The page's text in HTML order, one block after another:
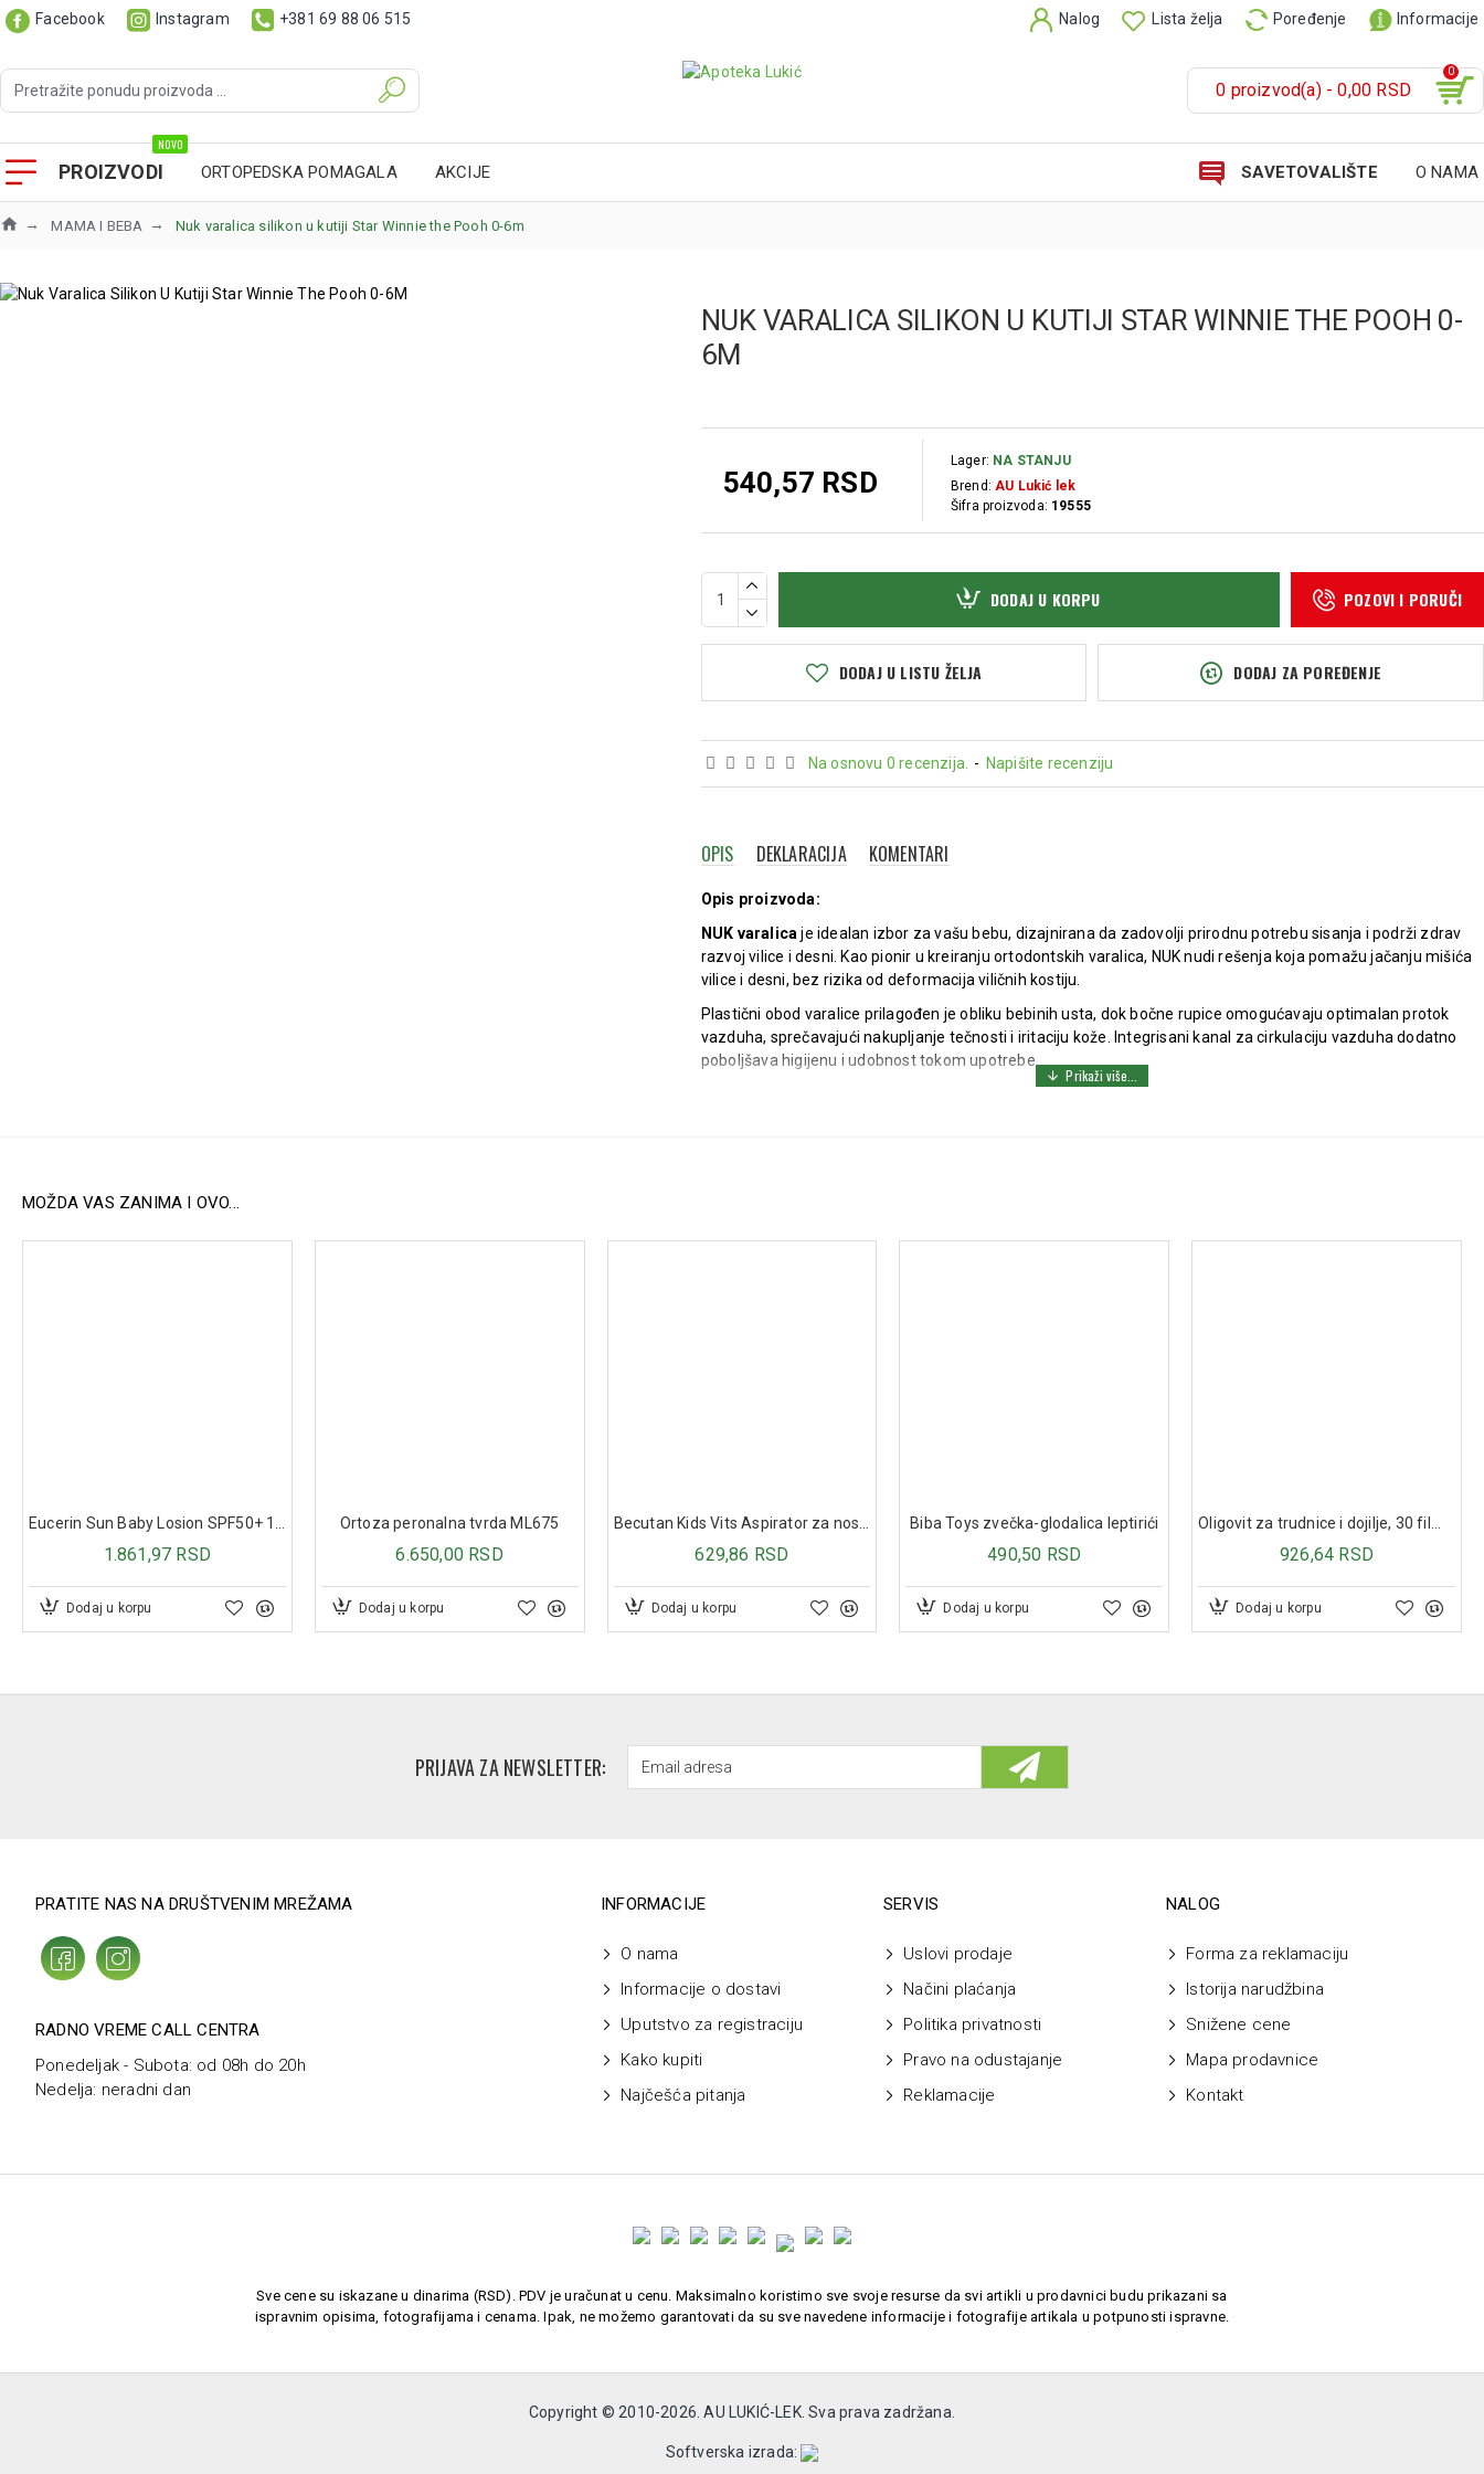
Facebook Instagram +381 69 88 06 515 Nalog Lista želja Poređenje Informacije
0 proizvod(a) - 0,00 RSD
0
PROIZVODI
NOVO
ORTOPEDSKA POMAGALA AKCIJE SAVETOVALIŠTE O NAMA
MAMA I BEBA Nuk varalica silikon u kutiji Star Winnie the Pooh 0-6m
NUK VARALICA SILIKON U KUTIJI STAR WINNIE THE POOH 0-
6M
Na osnovu 0 recenzija. - Napišite recenziju
540,57 RSD
Lager: NA STANJU
Brend: AU Lukić lek
Šifra proizvoda: 19555
DODAJ U KORPU POZOVI I PORUČI
DODAJ U LISTU ŽELJA DODAJ ZA POREĐENJE
OPIS DEKLARACIJA KOMENTARI
Opis proizvoda:
NUK varalica je idealan izbor za vašu bebu, dizajnirana da zadovolji prirodnu potrebu sisanja i podrži zdrav
razvoj vilice i desni. Kao pionir u kreiranju ortodontskih varalica, NUK nudi rešenja koja pomažu jačanju mišića
vilice i desni, bez rizika od deformacija viličnih kostiju.
Plastični obod varalice prilagođen je obliku bebinih usta, dok bočne rupice omogućavaju optimalan protok
vazduha, sprečavajući nakupljanje tečnosti i iritaciju kože. Integrisani kanal za cirkulaciju vazduha dodatno
poboljšava higijenu i udobnost tokom upotrebe.
Higijenska kutija:Omogućava bezbedno čuvanje varalice
MOŽDA VAS ZANIMA I OVO...
1.861,97 RSD
Dodaj u korpu
Ortoza peronalna tvrda ML675
6.650,00 RSD
Dodaj u korpu
629,86 RSD
Dodaj u korpu
Biba Toys zvečka-glodalica leptirići
490,50 RSD
Dodaj u korpu
926,64 RSD
Dodaj u korpu
PRIJAVA ZA NEWSLETTER:
PRATITE NAS NA DRUŠTVENIM MREŽAMA
RADNO VREME CALL CENTRA
Ponedeljak - Subota: od 08h do 20h
Nedelja: neradni dan
INFORMACIJE
O nama
Informacije o dostavi
Uputstvo za registraciju
Kako kupiti
Najčešća pitanja
SERVIS
Uslovi prodaje
Načini plaćanja
Politika privatnosti
Pravo na odustajanje
Reklamacije
NALOG
Forma za reklamaciju
Istorija narudžbina
Snižene cene
Mapa prodavnice
Kontakt
Sve cene su iskazane u dinarima (RSD). PDV je uračunat u cenu. Maksimalno koristimo sve svoje resurse da svi artikli u prodavnici budu prikazani sa
ispravnim opisima, fotografijama i cenama. Ipak, ne možemo garantovati da su sve navedene informacije i fotografije artikala u potpunosti ispravne.
Copyright © 2010-2026. AU LUKIĆ-LEK. Sva prava zadržana.
Softverska izrada: